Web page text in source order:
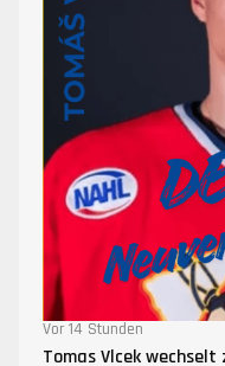
Vor 14 Stunden
Tomas Vlcek wechselt